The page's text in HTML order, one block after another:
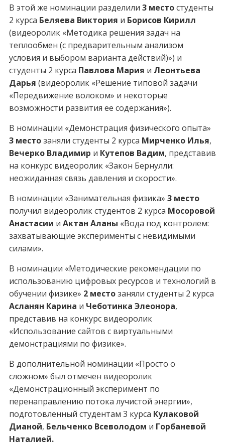
В этой же номинации разделили 3 местостуденты
2 курса Беляева Виктория и Борисов Кирилл
(видеоролик «Методика решения задач на
теплообмен (с предварительным анализом
условия и выбором варианта действий)») и
студенты 2 курса Павлова Мария и Леонтьева
Дарья (видеоролик «Решение типовой задачи
«Передвижение волоком» и некоторые
возможности развития ее содержания»).
В номинации «Демонстрация физического опыта»
3 местозаняли студенты 2 курса Мирченко Илья,
Вечерко Владимир и Кутепов Вадим, представив
на конкурс видеоролик «Закон Бернулли:
неожиданная связь давления и скорости».
В номинации «Занимательная физика» 3 место
получил видеоролик студентов 2 курса Мосоровой
Анастасии и Актан Аланы «Вода под контролем:
захватывающие эксперименты с невидимыми
силами».
В номинации «Методические рекомендации по
использованию цифровых ресурсов и технологий в
обучении физике» 2 местозаняли студенты 2 курса
Асланян Карина и Чеботинка Элеонора,
представив на конкурс видеоролик
«Использование сайтов с виртуальными
демонстрациями по физике».
В дополнительной номинации «Просто о
сложном» был отмечен видеоролик
«Демонстрационный эксперимент по
перенаправлению потока лучистой энергии»,
подготовленный студентам 3 курса Кулаковой
Дианой, Бельченко Всеволодом и Горбаневой
Наталией.